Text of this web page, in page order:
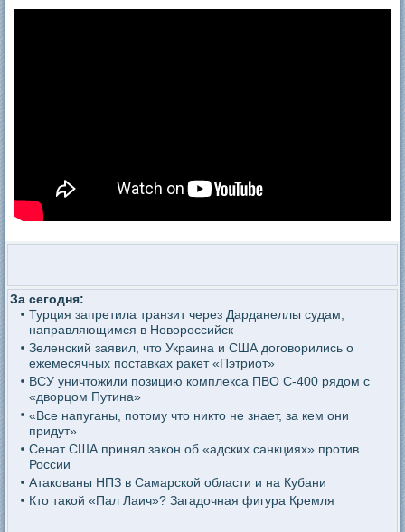
За сегодня:
Турция запретила транзит через Дарданеллы судам,
направляющимся в Новороссийск
Зеленский заявил, что Украина и США договорились о
ежемесячных поставках ракет «Пэтриот»
ВСУ уничтожили позицию комплекса ПВО С-400 рядом с
«дворцом Путина»
«Все напуганы, потому что никто не знает, за кем они
придут»
Сенат США принял закон об «адских санкциях» против
России
Атакованы НПЗ в Самарской области и на Кубани
Кто такой «Пал Лаич»? Загадочная фигура Кремля